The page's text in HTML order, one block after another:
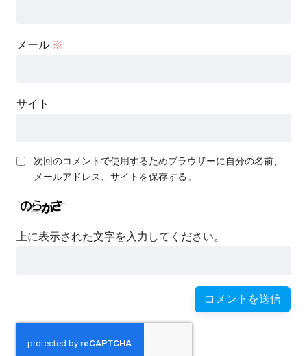
メール ※
サイト
次回のコメントで使用するためブラウザーに自分の名前、
メールアドレス、サイトを保存する。
上に表示された文字を入力してください。